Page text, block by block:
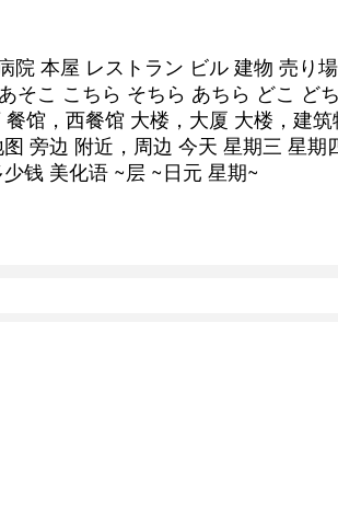
本屋 レストラン ビル 建物 売り
こ こちら そちら あちら どこ ど
馆，西餐馆 大楼，大厦 大楼，建
旁边 附近，周边 今天 星期三 星
钱 美化语 ~层 ~日元 星期~